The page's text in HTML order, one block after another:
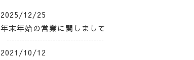
2025/12/25
年末年始の営業に関しまして
2021/10/12